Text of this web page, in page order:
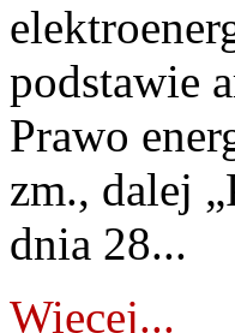
podstawie
Prawo
zm., dalej
dnia 28...
Więcej...